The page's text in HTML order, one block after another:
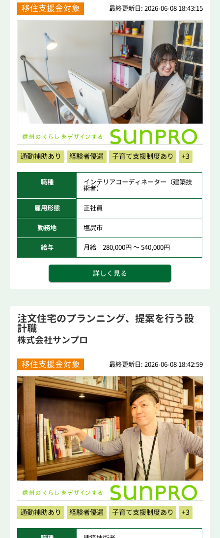
移住支援金対象 最終更新日: 2026-06-08 18:43:15
通勤補助あり 経験者優遇 子育て支援制度あり +3
職種 インテリアコーディネーター（建築技
術者）
雇用形態 正社員
勤務地 塩尻市
給与 月給 280,000円 ～ 540,000円
詳しく見る
注文住宅のプランニング、提案を行う設
計職
株式会社サンプロ
移住支援金対象 最終更新日: 2026-06-08 18:42:59
通勤補助あり 経験者優遇 子育て支援制度あり +3